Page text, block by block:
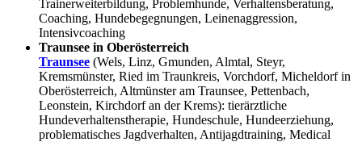
Trainerweiterbildung, Problemhunde, Verhaltensberatung,
Coaching, Hundebegegnungen, Leinenaggression,
Intensivcoaching
Traunsee in Oberösterreich
Traunsee (Wels, Linz, Gmunden, Almtal, Steyr,
Kremsmünster, Ried im Traunkreis, Vorchdorf, Micheldorf in
Oberösterreich, Altmünster am Traunsee, Pettenbach,
Leonstein, Kirchdorf an der Krems): tierärztliche
Hundeverhaltenstherapie, Hundeschule, Hundeerziehung,
problematisches Jagdverhalten, Antijagdtraining, Medical